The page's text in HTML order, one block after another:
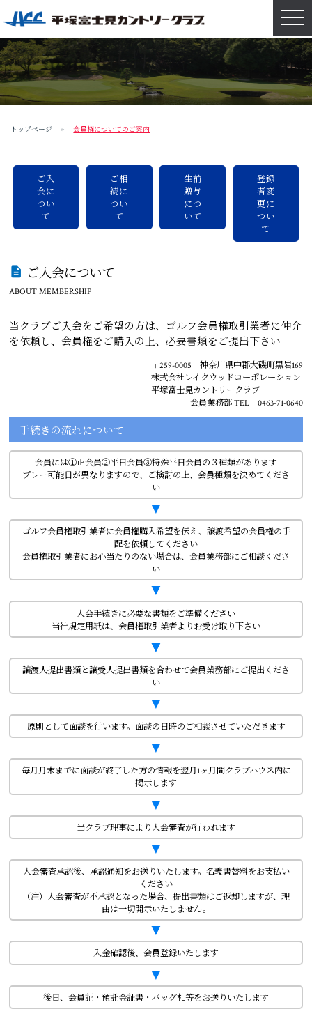
トップページ 会員権についてのご案内
ご入
会に
つい
て
ご相
続に
つい
て
生前
贈与
につ
いて
登録
者変
更に
つい
て
ご入会について
ABOUT MEMBERSHIP
当クラブご入会をご希望の方は、ゴルフ会員権取引業者に仲介
を依頼し、会員権をご購入の上、必要書類をご提出下さい
〒259-0005 神奈川県中郡大磯町黒岩169
株式会社レイクウッドコーポレーション
平塚富士見カントリークラブ
会員業務部 TEL 0463-71-0640
手続きの流れについて
会員には①正会員②平日会員③特殊平日会員の３種類があります
プレー可能日が異なりますので、ご検討の上、会員種類を決めてくださ
い
▼
ゴルフ会員権取引業者に会員権購入希望を伝え、譲渡希望の会員権の手
配を依頼してください
会員権取引業者にお心当たりのない場合は、会員業務部にご相談くださ
い
▼
入会手続きに必要な書類をご準備ください
当社規定用紙は、会員権取引業者よりお受け取り下さい
▼
譲渡人提出書類と譲受人提出書類を合わせて会員業務部にご提出くださ
い
▼
原則として面談を行います。面談の日時のご相談させていただきます
▼
毎月月末までに面談が終了した方の情報を翌月1ヶ月間クラブハウス内に
掲示します
▼
当クラブ理事により入会審査が行われます
▼
入会審査承認後、承認通知をお送りいたします。名義書替料をお支払い
ください
（注）入会審査が不承認となった場合、提出書類はご返却しますが、理
由は一切開示いたしません。
▼
入金確認後、会員登録いたします
▼
後日、会員証・預託金証書・バッグ札等をお送りいたします